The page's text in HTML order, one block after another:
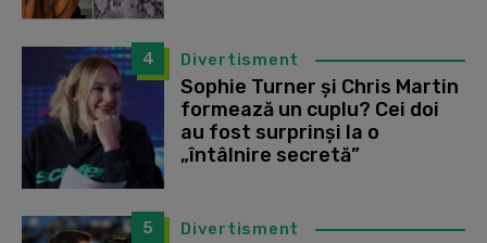
4 Divertisment
Sophie Turner și Chris Martin
formează un cuplu? Cei doi
au fost surprinși la o
„întâlnire secretă”
5 Divertisment